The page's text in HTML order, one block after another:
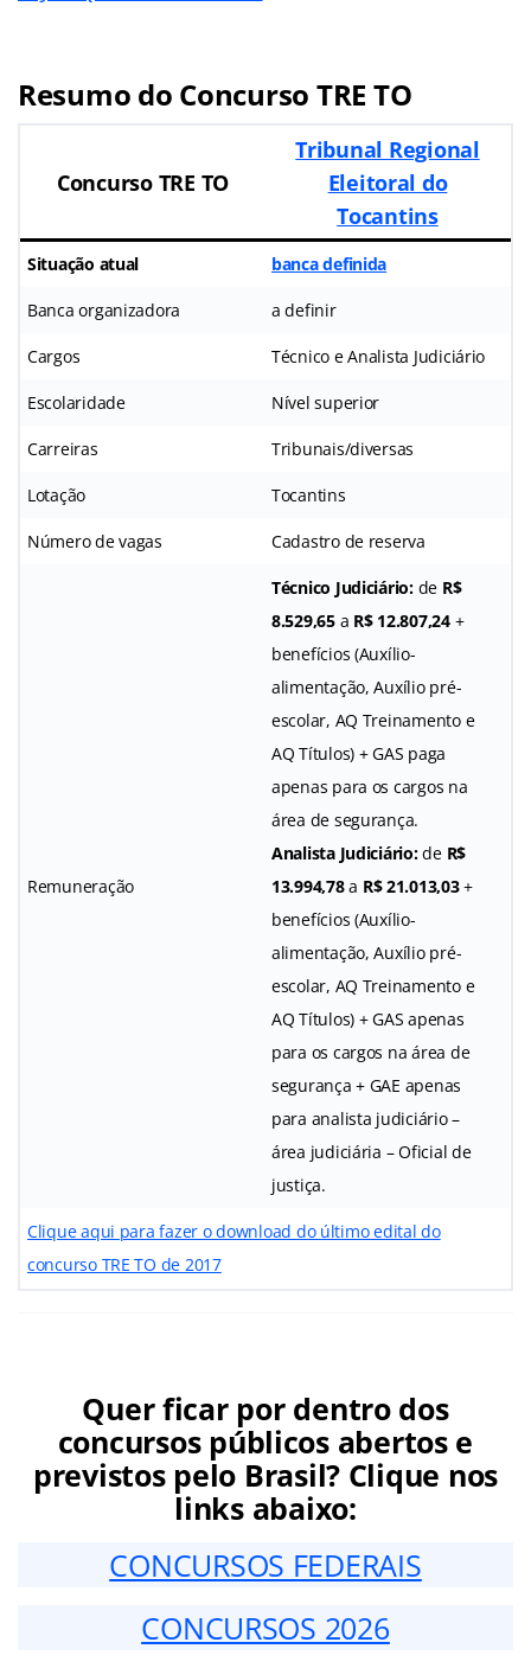
Resumo do Concurso TRE TO
Concurso TRE TO
Tribunal Regional
Eleitoral do
Tocantins
Situação atual banca definida
Banca organizadora a definir
Cargos Técnico e Analista Judiciário
Escolaridade Nível superior
Carreiras Tribunais/diversas
Lotação Tocantins
Número de vagas Cadastro de reserva
Remuneração
Técnico Judiciário:de R$
8.529,65a R$ 12.807,24+
benefícios (Auxílio-
alimentação, Auxílio pré-
escolar, AQ Treinamento e
AQ Títulos) + GAS paga
apenas para os cargos na
área de segurança.
Analista Judiciário:de R$
13.994,78a R$ 21.013,03+
benefícios (Auxílio-
alimentação, Auxílio pré-
escolar, AQ Treinamento e
AQ Títulos) + GAS apenas
para os cargos na área de
segurança + GAE apenas
para analista judiciário –
área judiciária – Oficial de
justiça.
Clique aqui para fazer o download do último edital do
concurso TRE TO de 2017
Quer ficar por dentro dos
concursos públicos abertos e
previstos pelo Brasil? Clique nos
links abaixo:
CONCURSOS FEDERAIS
CONCURSOS 2026